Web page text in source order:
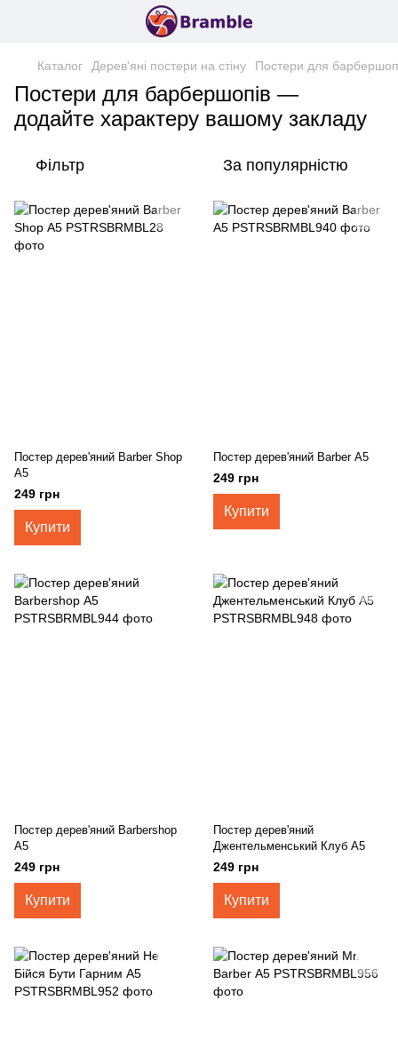
Каталог Дерев'яні постери на стіну Постери для
Постери для барбершопів —
додайте характеру вашому закладу
Фільтр За популярністю
Постер дерев'яний Barber Shop
А5
249 грн
Купити
Постер дерев'яний Barber А5
249 грн
Купити
Постер дерев'яний Barbershop
А5
249 грн
Купити
Постер дерев'яний
Джентельменський Клуб А5
249 грн
Купити